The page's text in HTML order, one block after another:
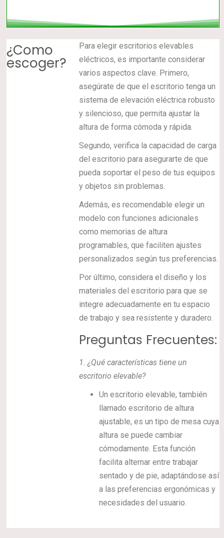
¿Como
escoger?
Para elegir escritorios elevables
eléctricos, es importante considerar
varios aspectos clave. Primero,
asegúrate de que el escritorio tenga un
sistema de elevación eléctrica robusto
y silencioso, que permita ajustar la
altura de forma cómoda y rápida.
Segundo, verifica la capacidad de carga
del escritorio para asegurarte de que
pueda soportar el peso de tus equipos
y objetos sin problemas.
Además, es recomendable elegir un
modelo con funciones adicionales
como memorias de altura
programables, que faciliten ajustes
personalizados según tus preferencias.
Por último, considera el diseño y los
materiales del escritorio para que se
integre adecuadamente en tu espacio
de trabajo y sea resistente y duradero.
Preguntas Frecuentes:
1.¿Qué características tiene un
escritorio elevable?
Un escritorio elevable, también
llamado escritorio de altura
ajustable, es un tipo de mesa cuya
altura se puede cambiar
cómodamente. Esta función
facilita alternar entre trabajar
sentado y de pie, adaptándose así
a las preferencias ergonómicas y
necesidades del usuario.